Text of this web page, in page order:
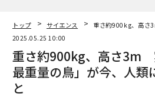
トップ サイエンス
重さ約900kg、高さ
2025.05.25 10:00
重さ約900kg、高さ3m
最重量の鳥」が今、人類
と